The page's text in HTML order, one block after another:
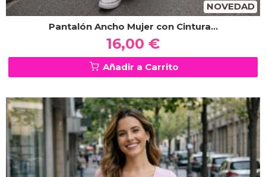
NOVEDAD
Pantalón Ancho Mujer con Cintura...
16,00 €
Añadir a Carrito